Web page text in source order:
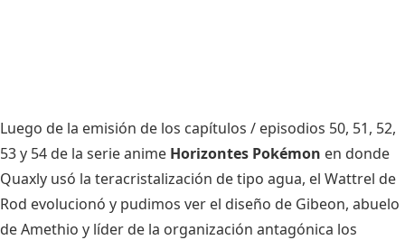
Luego de la emisión de los capítulos / episodios 50, 51, 52,
53 y 54 de la serie anime Horizontes Pokémon en donde
Quaxly usó la teracristalización de tipo agua, el Wattrel de
Rod evolucionó y pudimos ver el diseño de Gibeon, abuelo
de Amethio y líder de la organización antagónica los